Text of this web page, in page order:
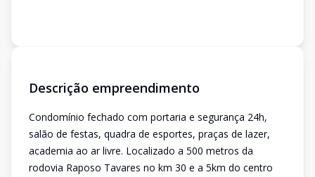
Descrição empreendimento
Condomínio fechado com portaria e segurança 24h,
salão de festas, quadra de esportes, praças de lazer,
academia ao ar livre. Localizado a 500 metros da
rodovia Raposo Tavares no km 30 e a 5km do centro